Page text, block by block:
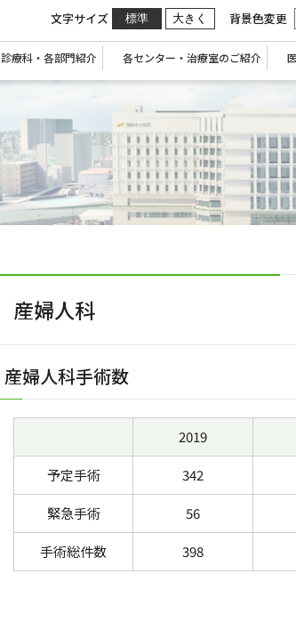
文字サイズ 標準 大きく 背景色変更
診療科・各部門紹介 各センター・治療室のご紹介
産婦人科
産婦人科手術数
2019
予定手術 342
緊急手術 56
手術総件数 398